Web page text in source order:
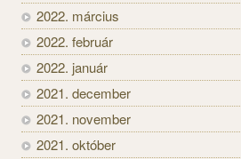
2022. március
2022. február
2022. január
2021. december
2021. november
2021. október